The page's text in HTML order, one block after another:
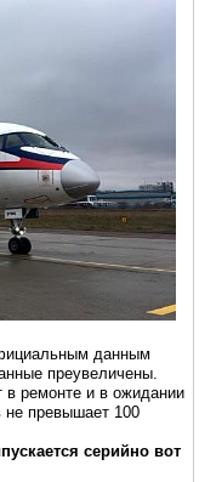
данным
преувеличены.
в ремонте и в ожидании
не превышает 100
серийно вот